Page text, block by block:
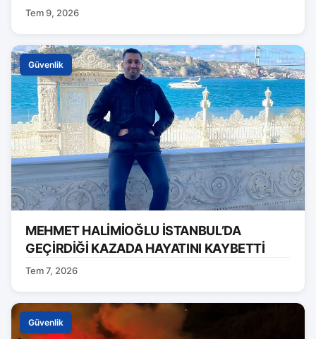
Tem 9, 2026
Güvenlik
MEHMET HALİMİOĞLU İSTANBUL’DA
GEÇİRDİĞİ KAZADA HAYATINI KAYBETTİ
Tem 7, 2026
Güvenlik